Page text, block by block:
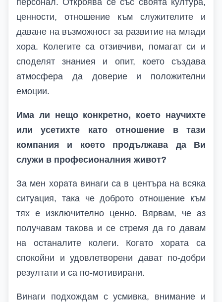
ценности, отношение към служителите и
даване на възможност за развитие на млади
хора. Колегите са отзивчиви, помагат си и
споделят знаниея и опит, което създава
атмосфера да доверие и положителни
емоции.
Има ли нещо конкретно, което научихте
или усетихте като отношение в тази
компания и което продължава да Ви
служи в професионалния живот?
За мен хората винаги са в центъра на всяка
ситуация, така че доброто отношение към
тях е изключително ценно. Вярвам, че аз
получавам такова и се стремя да го давам
на останалите колеги. Когато хората са
спокойни и удовлетворени дават по-добри
резултати и са по-мотивирани.
Винаги подхождам с усмивка, внимание и